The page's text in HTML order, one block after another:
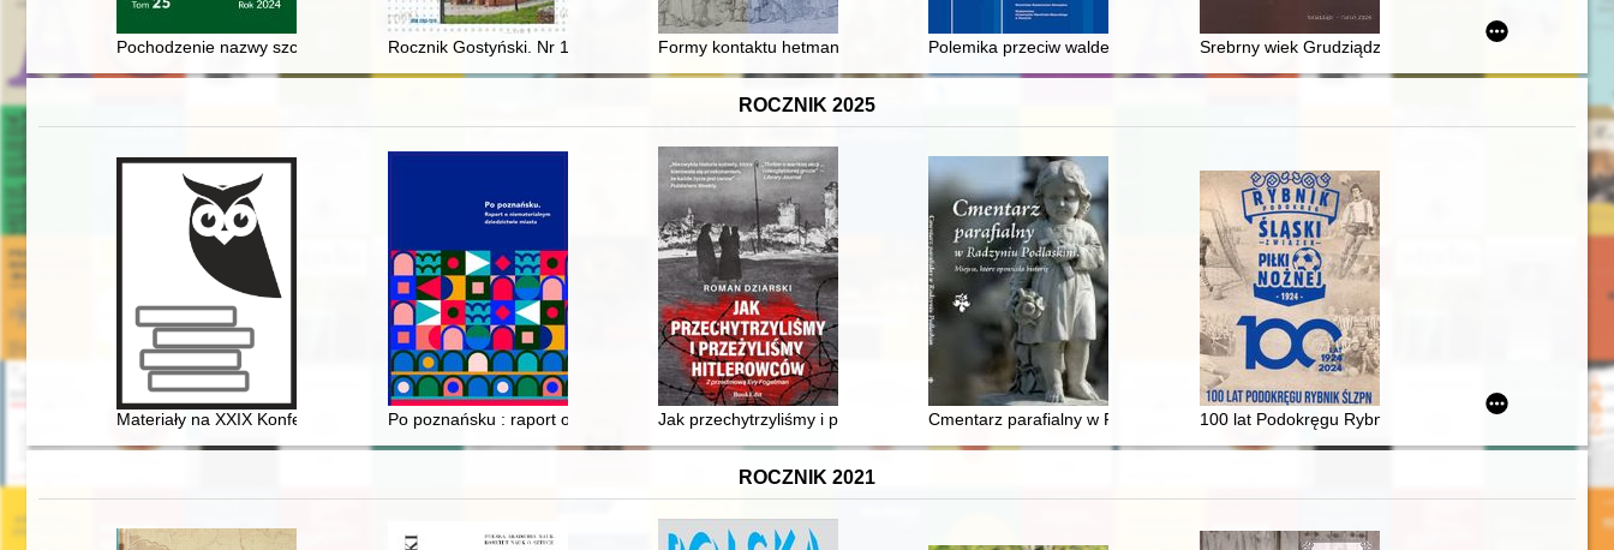
Pochodzenie nazwy szczytu górskiego Szelust = Pôvod názvu horského vrchu - Szelust = The origin of the mountain peak's name - Szelust
Rocznik Gostyński. Nr 11 (2024) Formy kontaktu hetmana koronnego ze szlachtą w czasie panowania dwóch pierwszych Wazów : przypadek ziemi lwowskiej
Polemika przeciw waldensom w "Expositio Symboli Apostolorum" Jana z Kwidzyna =
Srebrny wiek Grudziądza w świetle dawnej i
ROCZNIK 2025
Materiały na XXIX Konferencję Historyczną "Z dziejów ziemi dobrzyńskiej" w Sąsiecznie, gmina Obrowo w dniu 15 października 2025 r
Po poznańsku : raport o niematerialnym dziedzictwie miasta
Jak przechytrzyliśmy i przeżyliśmy hitlerowcówCmentarz parafialny w Radzyniu Podlaskim : miejsce, które opowiada historię
100 lat Podokręgu Rybnik ŚlZPN
ROCZNIK 2021